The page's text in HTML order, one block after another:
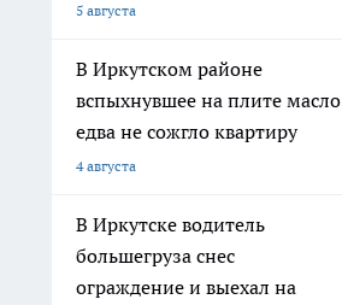
5 августа
В Иркутском районе
вспыхнувшее на плите масло
едва не сожгло квартиру
4 августа
В Иркутске водитель
большегруза снес
ограждение и выехал на